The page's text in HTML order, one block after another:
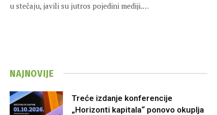
u stečaju, javili su jutros pojedini mediji.…
NAJNOVIJE
Treće izdanje konferencije
„Horizonti kapitala“ ponovo okuplja